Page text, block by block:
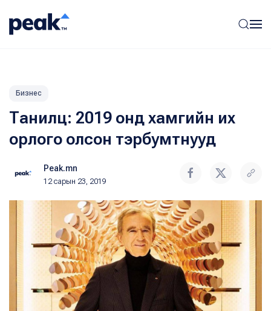
Бизнес
Танилц: 2019 онд хамгийн их
орлого олсон тэрбумтнууд
Peak.mn
12 сарын 23, 2019